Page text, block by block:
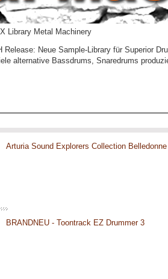
Library Metal Machinery
Release: Neue Sample-Library für Superior
alternative Bassdrums, Snaredrums
Arturia Sound Explorers Collection Belledonne
BRANDNEU - Toontrack EZ Drummer 3